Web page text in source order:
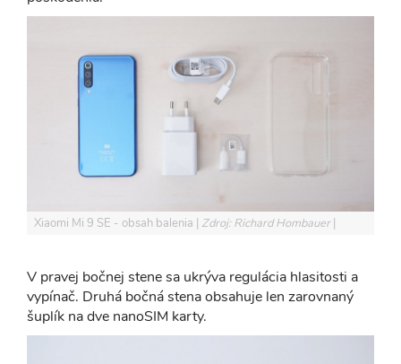
Xiaomi Mi 9 SE - obsah balenia Zdroj: Richard Hombauer
V pravej bočnej stene sa ukrýva regulácia hlasitosti a
vypínač. Druhá bočná stena obsahuje len zarovnaný
šuplík na dve nanoSIM karty.